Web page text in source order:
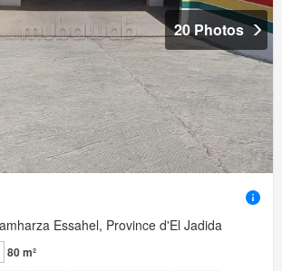
20 Photos
Essahel, Province d'El Jadida
80 m²